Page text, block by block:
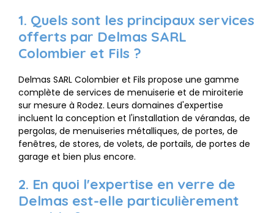
1. Quels sont les principaux services
offerts par Delmas SARL
Colombier et Fils ?
Delmas SARL Colombier et Fils propose une gamme
complète de services de menuiserie et de miroiterie
sur mesure à Rodez. Leurs domaines d'expertise
incluent la conception et l'installation de vérandas, de
pergolas, de menuiseries métalliques, de portes, de
fenêtres, de stores, de volets, de portails, de portes de
garage et bien plus encore.
2. En quoi l'expertise en verre de
Delmas est-elle particulièrement